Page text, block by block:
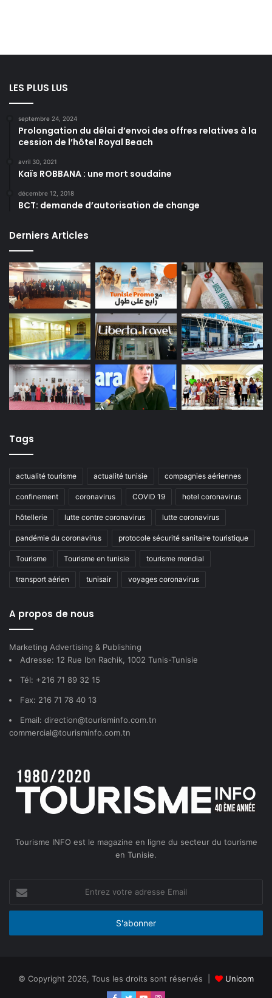
LES PLUS LUS
septembre 24, 2024
Prolongation du délai d’envoi des offres relatives à la
cession de l’hôtel Royal Beach
avril 30, 2021
Kaïs ROBBANA : une mort soudaine
décembre 12, 2018
BCT: demande d’autorisation de change
Derniers Articles
Tags
actualité tourisme actualité tunisie compagnies aériennes
confinement coronavirus COVID 19 hotel coronavirus
hôtellerie lutte contre coronavirus lutte coronavirus
pandémie du coronavirus protocole sécurité sanitaire touristique
Tourisme Tourisme en tunisie tourisme mondial
transport aérien tunisair voyages coronavirus
A propos de nous
Marketing Advertising & Publishing
Adresse: 12 Rue Ibn Rachik, 1002 Tunis-Tunisie
Tél: +216 71 89 32 15
Fax: 216 71 78 40 13
Email: direction@tourisminfo.com.tn
commercial@tourisminfo.com.tn
Tourisme INFO est le magazine en ligne du secteur du tourisme
en Tunisie.
votre
adresse
© Copyright 2026, Tous les droits sont réservés |
Unicom